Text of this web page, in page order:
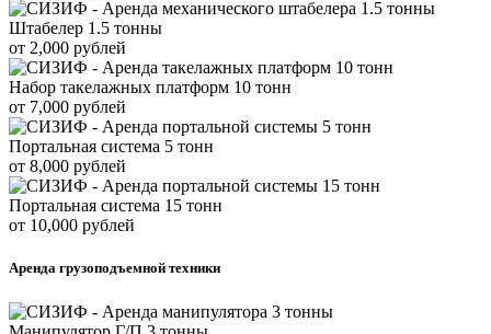
Штабелер 1.5 тонны
от 2,000 рублей
Набор такелажных платформ 10 тонн
от 7,000 рублей
Портальная система 5 тонн
от 8,000 рублей
Портальная система 15 тонн
от 10,000 рублей
Аренда грузоподъемной техники